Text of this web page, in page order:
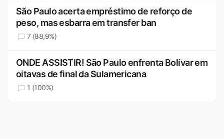
São Paulo acerta empréstimo de reforço de
peso, mas esbarra em transfer ban
7 (88,9%)
ONDE ASSISTIR! São Paulo enfrenta Bolívar em
oitavas de final da Sulamericana
1 (100%)